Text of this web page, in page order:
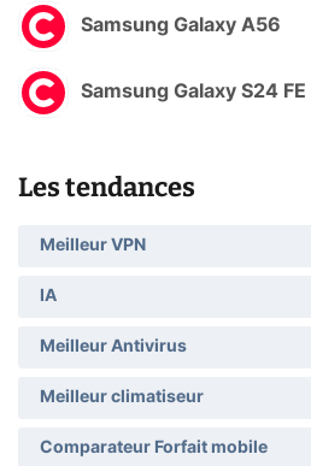
Samsung Galaxy A56
Samsung Galaxy S24 FE
Les tendances
Meilleur VPN
IA
Meilleur Antivirus
Meilleur climatiseur
Comparateur Forfait mobile